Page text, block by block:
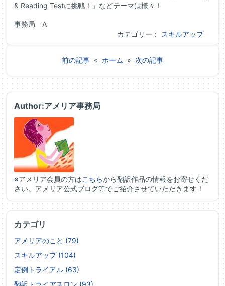
& Reading Testに挑戦！」などテーマは様々！
事務局 A
カテゴリー：
スキルアップ
前の記事 « ホーム » 次の記事
Author:アメリア事務局
※アメリア会員の方はこちらから翻訳作品の情報をお寄せくだ
さい。アメリア公式ブログ等でご紹介させていただきます！
カテゴリ
アメリアのこと (79)
スキルアップ (104)
定例トライアル (63)
翻訳トライアスロン (93)